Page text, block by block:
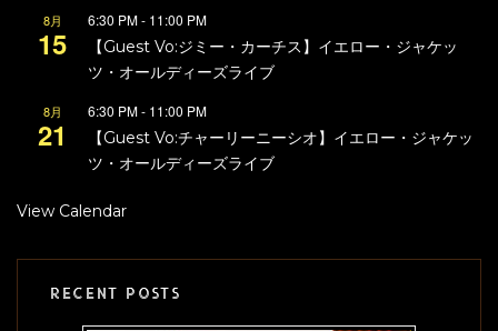
8月
15
6:30 PM- 11:00 PM
【Guest Vo:ジミー・カーチス】イエロー・ジャケッ
ツ・オールディーズライブ
8月
21
6:30 PM- 11:00 PM
【Guest Vo:チャーリーニーシオ】イエロー・ジャケッ
ツ・オールディーズライブ
View Calendar
RECENT POSTS